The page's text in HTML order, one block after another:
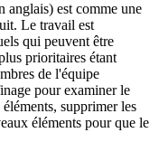
anglais) est comme une
Le travail est
qui peuvent être
prioritaires étant
de l'équipe
pour examiner le
supprimer les
éléments pour que le